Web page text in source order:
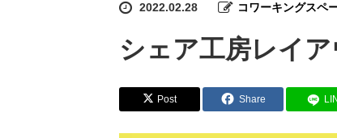
2022.02.28 コワーキングスペ
シェア工房レイア
Post Share